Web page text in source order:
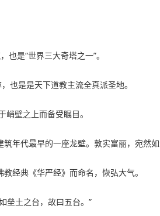
是“世界三大奇塔之一”。
也是是天下道教主流全真派圣地。
壁之上而备受瞩目。
年代最早的一座龙壁。敦实富丽，宛然如
经典《华严经》而命名，恢弘大气。
垒土之台，故曰五台。”